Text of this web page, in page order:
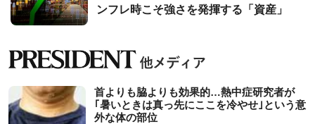
ンフレ時こそ強さを発揮する「資産」
首よりも脇よりも効果的…熱中症研究者が
｢暑いときは真っ先にここを冷やせ｣という意
外な体の部位